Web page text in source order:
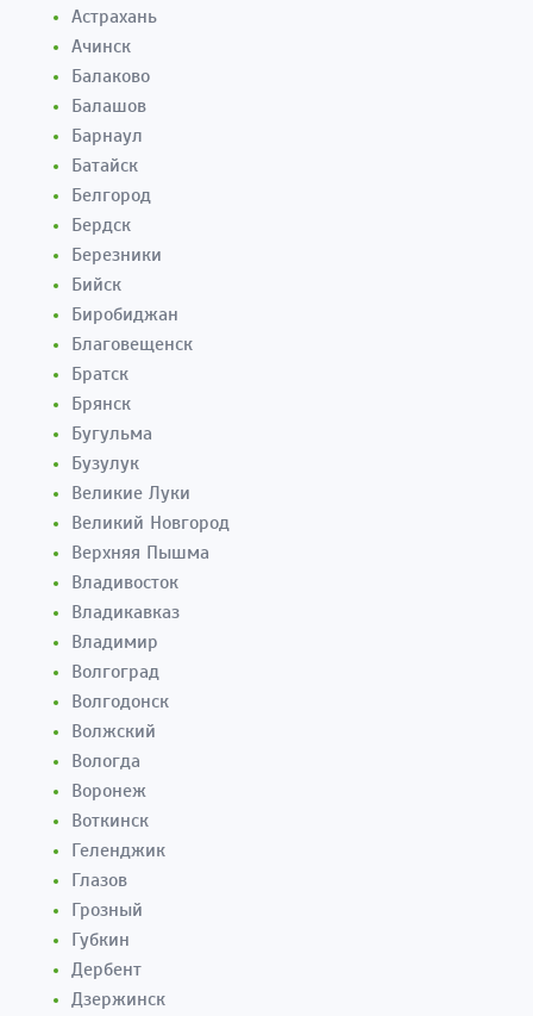
Астрахань
Ачинск
Балаково
Балашов
Барнаул
Батайск
Белгород
Бердск
Березники
Бийск
Биробиджан
Благовещенск
Братск
Брянск
Бугульма
Бузулук
Великие Луки
Великий Новгород
Верхняя Пышма
Владивосток
Владикавказ
Владимир
Волгоград
Волгодонск
Волжский
Вологда
Воронеж
Воткинск
Геленджик
Глазов
Грозный
Губкин
Дербент
Дзержинск